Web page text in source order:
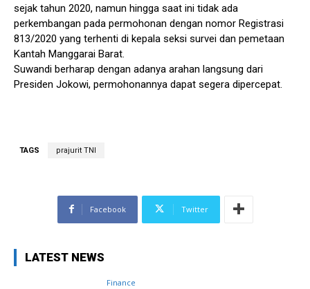
sejak tahun 2020, namun hingga saat ini tidak ada
perkembangan pada permohonan dengan nomor Registrasi
813/2020 yang terhenti di kepala seksi survei dan pemetaan
Kantah Manggarai Barat.
Suwandi berharap dengan adanya arahan langsung dari
Presiden Jokowi, permohonannya dapat segera dipercepat.
TAGS prajurit TNI
Facebook Twitter
LATEST NEWS
Finance